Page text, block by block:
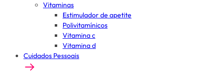
Vitaminas
Estimulador de apetite
Polivitamínicos
Vitamina c
Vitamina d
Cuidados Pessoais